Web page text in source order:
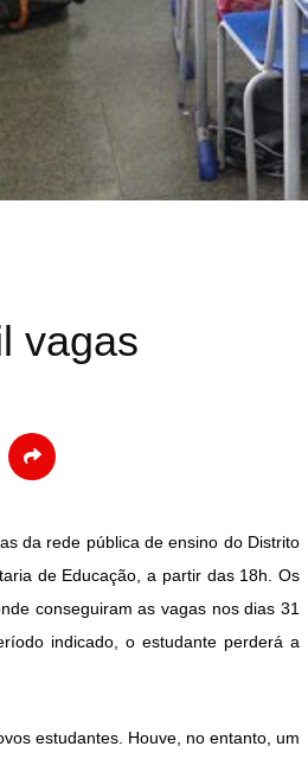
vagas
da rede pública de ensino do Distrito
de Educação, a partir das 18h. Os
conseguiram as vagas nos dias 31
indicado, o estudante perderá a
estudantes. Houve, no entanto, um